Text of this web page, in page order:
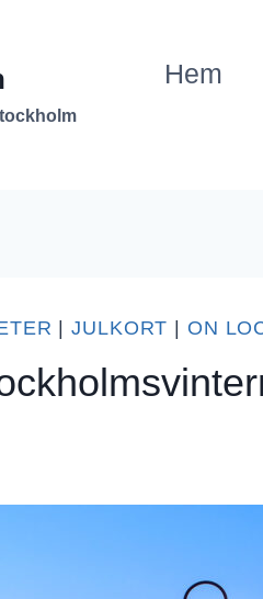
Hem
|JULKORT ON